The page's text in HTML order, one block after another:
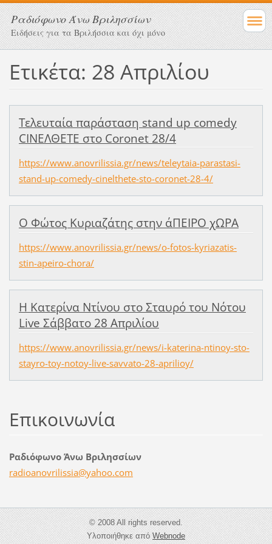
Ραδιόφωνο Άνω Βριλησσίων
Ειδήσεις για τα Βριλήσσια και όχι μόνο
Ετικέτα: 28 Απριλίου
Τελευταία παράσταση stand up comedy
CINEΛΘΕΤΕ στο Coronet 28/4
https://www.anovrilissia.gr/news/teleytaia-parastasi-
stand-up-comedy-cinelthete-sto-coronet-28-4/
Ο Φώτος Κυριαζάτης στην άΠΕΙΡΟ χΩΡΑ
https://www.anovrilissia.gr/news/o-fotos-kyriazatis-
stin-apeiro-chora/
Η Κατερίνα Ντίνου στο Σταυρό του Νότου
Live Σάββατο 28 Απριλίου
https://www.anovrilissia.gr/news/i-katerina-ntinoy-sto-
stayro-toy-notoy-live-savvato-28-aprilioy/
Επικοινωνία
Ραδιόφωνο Άνω Βριλησσίων
radioanovrilissia@yahoo.com
© 2008 All rights reserved.
Υλοποιήθηκε απόWebnode